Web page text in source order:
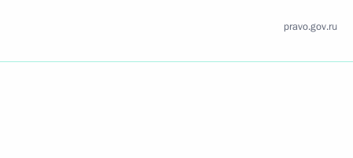
pravo.gov.ru